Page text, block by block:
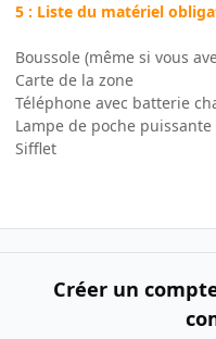
5 : Liste du matériel
Boussole (même si vous
Carte de la zone
Téléphone avec batterie
Lampe de poche
Sifflet
Créer un